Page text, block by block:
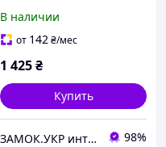
В наличии
от 142₴/мес
1 425₴
Купить
ЗАМОК.УКР интернет-магазин замков и фурнитуры 98%